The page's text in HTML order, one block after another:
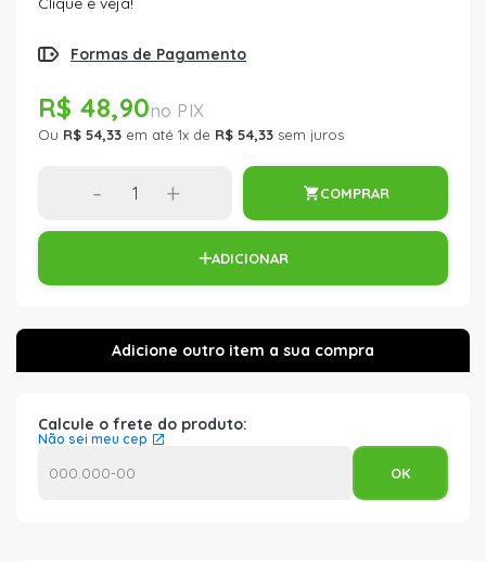
Formas de Pagamento
R$ 48,90
Ou R$ 54,33 em até 1x de R$ 54,33 sem juros
- + COMPRAR
ADICIONAR
Calcule o frete do produto:
Não sei meu cep